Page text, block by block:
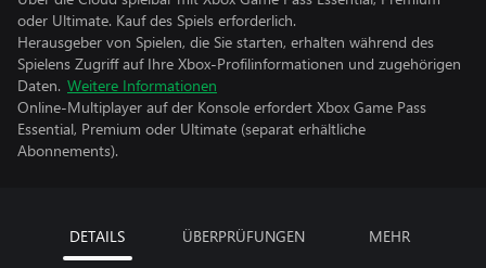
oder Ultimate. Kauf des Spiels erforderlich.
Herausgeber von Spielen, die Sie starten, erhalten während des
Spielens Zugriff auf Ihre Xbox-Profilinformationen und zugehörigen
Daten. Weitere Informationen
Online-Multiplayer auf der Konsole erfordert Xbox Game Pass
Essential, Premium oder Ultimate (separat erhältliche
Abonnements).
DETAILS ÜBERPRÜFUNGEN MEHR